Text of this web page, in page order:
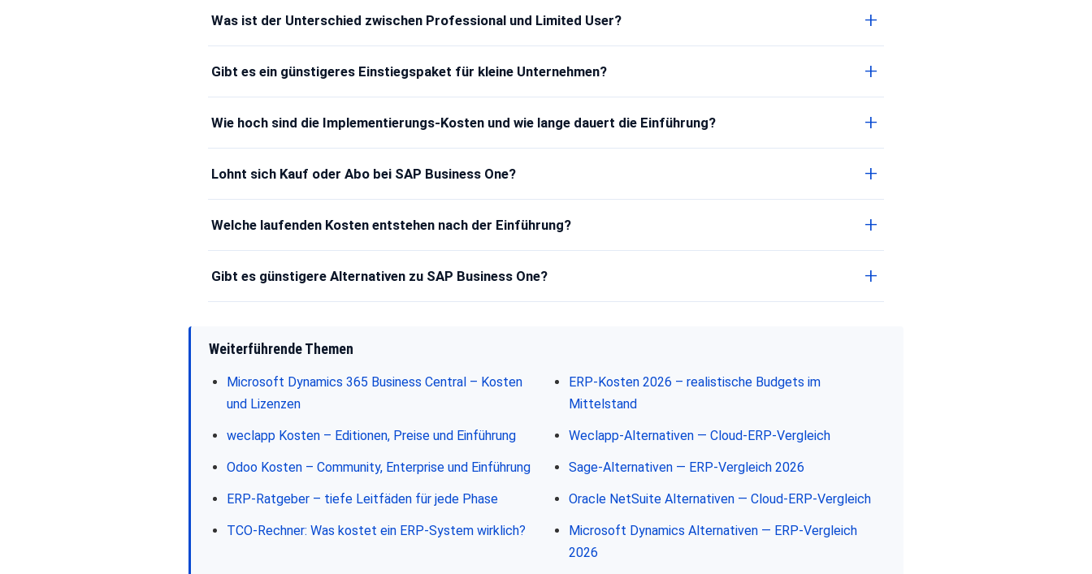
Was ist der Unterschied zwischen Professional und Limited User?
Gibt es ein günstigeres Einstiegspaket für kleine Unternehmen?
Wie hoch sind die Implementierungs-Kosten und wie lange dauert die Einführung?
Lohnt sich Kauf oder Abo bei SAP Business One?
Welche laufenden Kosten entstehen nach der Einführung?
Gibt es günstigere Alternativen zu SAP Business One?
Weiterführende Themen
Microsoft Dynamics 365 Business Central – Kosten
und Lizenzen
weclapp Kosten – Editionen, Preise und Einführung
Odoo Kosten – Community, Enterprise und Einführung
ERP-Ratgeber – tiefe Leitfäden für jede Phase
TCO-Rechner: Was kostet ein ERP-System wirklich?
ERP-Kosten 2026 – realistische Budgets im
Mittelstand
Weclapp-Alternativen — Cloud-ERP-Vergleich
Sage-Alternativen — ERP-Vergleich 2026
Oracle NetSuite Alternativen — Cloud-ERP-Vergleich
Microsoft Dynamics Alternativen — ERP-Vergleich
2026